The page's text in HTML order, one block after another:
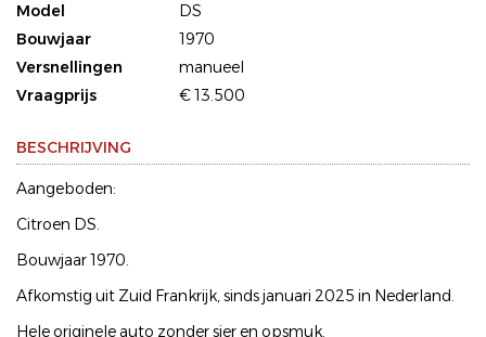
Model
DS
Bouwjaar
1970
Versnellingen
manueel
Vraagprijs
€ 13.500
BESCHRIJVING
Aangeboden:
Citroen DS.
Bouwjaar 1970.
Afkomstig uit Zuid Frankrijk, sinds januari 2025 in Nederland.
Hele originele auto zonder sier en opsmuk.